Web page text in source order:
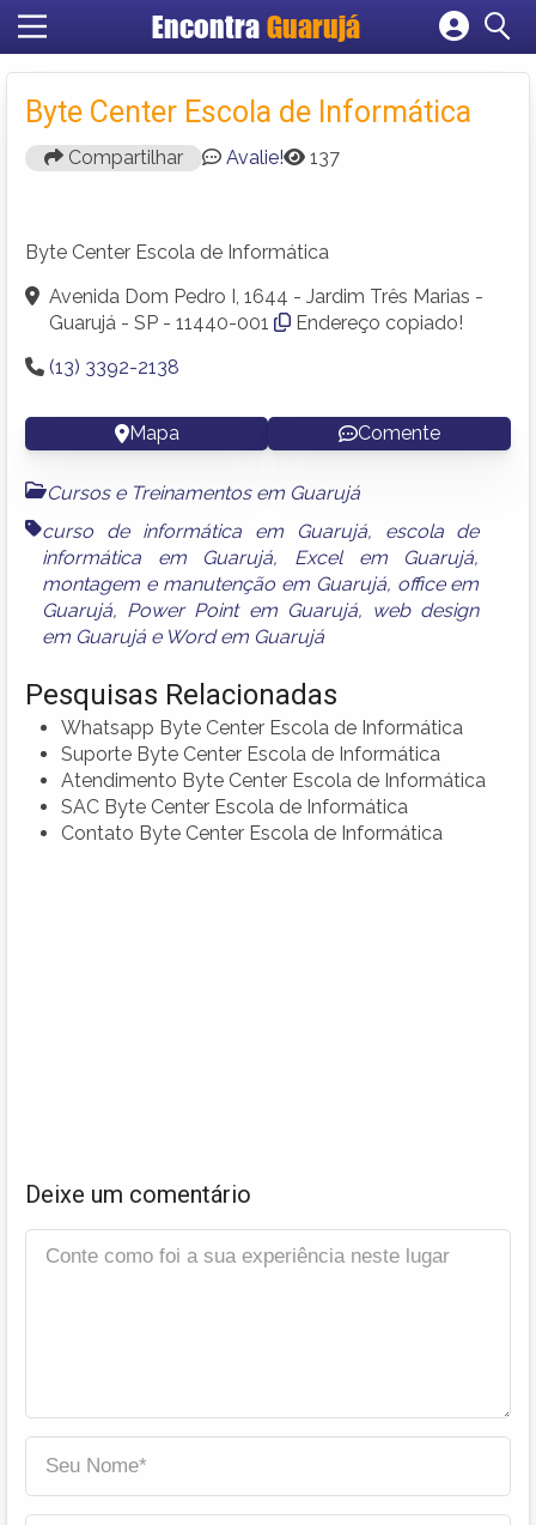
Encontra Guarujá
Cadastrar empresa
Criar conta
Byte Center Escola de Informática
Compartilhar Avalie! 137
Byte Center Escola de Informática
Avenida Dom Pedro I, 1644 - Jardim Três Marias -
Guarujá - SP - 11440-001
Endereço copiado!
(13) 3392-2138
Mapa Comente
Cursos e Treinamentos em Guarujá
curso de informática em Guarujá, escola de
informática em Guarujá, Excel em Guarujá,
montagem e manutenção em Guarujá, office em
Guarujá, Power Point em Guarujá, web design
em Guarujá e Word em Guarujá
Pesquisas Relacionadas
Whatsapp Byte Center Escola de Informática
Suporte Byte Center Escola de Informática
Atendimento Byte Center Escola de Informática
SAC Byte Center Escola de Informática
Contato Byte Center Escola de Informática
Deixe um comentário